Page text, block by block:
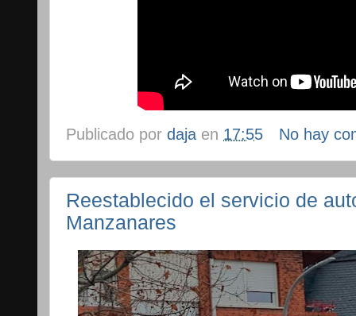
Publicado por daja en 17:55 No hay
Reestablecido el servicio de
Manzanares